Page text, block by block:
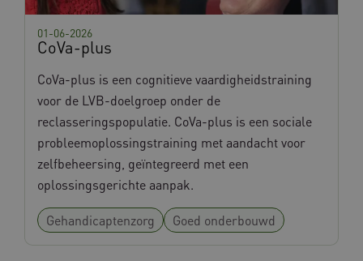
CoVa-plus
01-06-2026
CoVa-plus is een cognitieve vaardigheidstraining
voor de LVB-doelgroep onder de
reclasseringspopulatie. CoVa-plus is een sociale
probleemoplossingstraining met aandacht voor
zelfbeheersing, geïntegreerd met een
oplossingsgerichte aanpak.
Gehandicaptenzorg Goed onderbouwd